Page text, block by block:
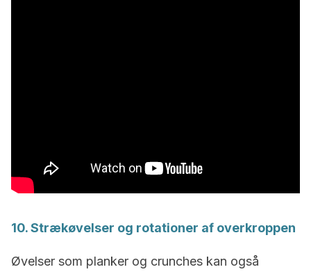
10. Strækøvelser og rotationer af overkroppen
Øvelser som planker og crunches kan også